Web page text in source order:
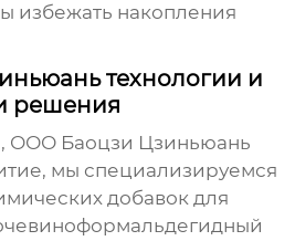
избежать накопления
технологии и
решения
ООО Баоцзи Цзиньюань
мы специализируемся
добавок для